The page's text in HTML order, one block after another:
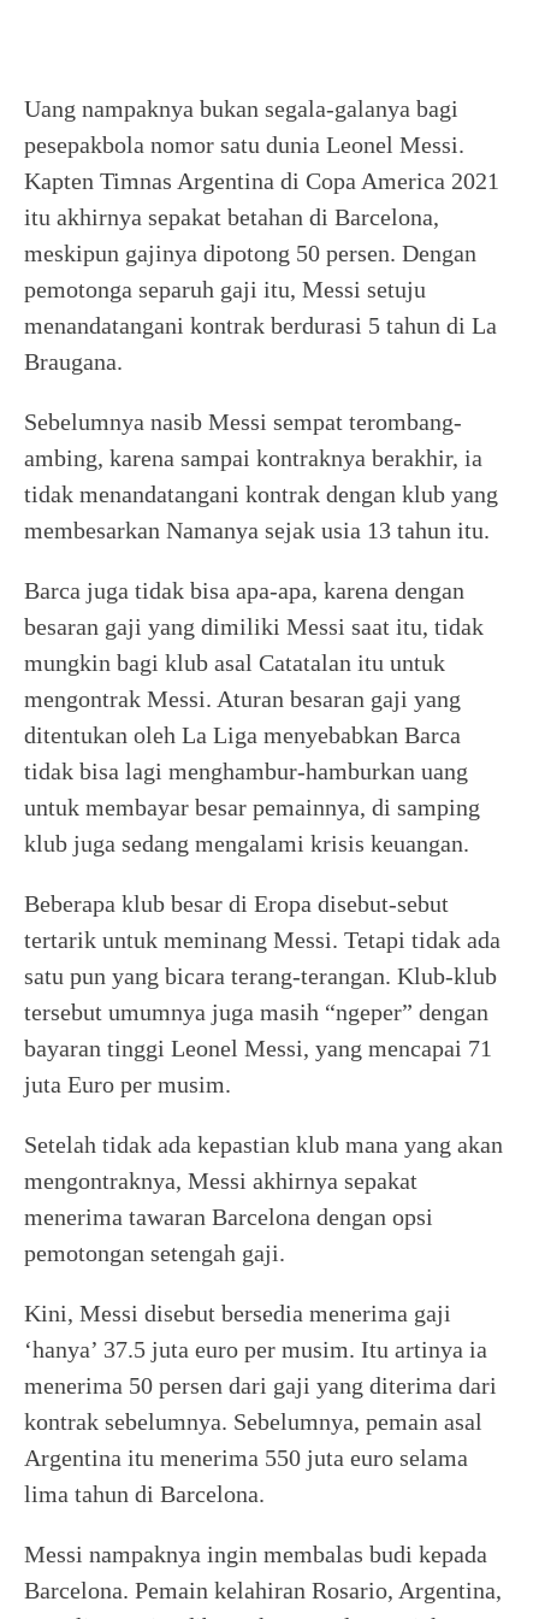
Uang nampaknya bukan segala-galanya bagi
pesepakbola nomor satu dunia Leonel Messi.
Kapten Timnas Argentina di Copa America 2021
itu akhirnya sepakat betahan di Barcelona,
meskipun gajinya dipotong 50 persen. Dengan
pemotonga separuh gaji itu, Messi setuju
menandatangani kontrak berdurasi 5 tahun di La
Braugana.
Sebelumnya nasib Messi sempat terombang-
ambing, karena sampai kontraknya berakhir, ia
tidak menandatangani kontrak dengan klub yang
membesarkan Namanya sejak usia 13 tahun itu.
Barca juga tidak bisa apa-apa, karena dengan
besaran gaji yang dimiliki Messi saat itu, tidak
mungkin bagi klub asal Catatalan itu untuk
mengontrak Messi. Aturan besaran gaji yang
ditentukan oleh La Liga menyebabkan Barca
tidak bisa lagi menghambur-hamburkan uang
untuk membayar besar pemainnya, di samping
klub juga sedang mengalami krisis keuangan.
Beberapa klub besar di Eropa disebut-sebut
tertarik untuk meminang Messi. Tetapi tidak ada
satu pun yang bicara terang-terangan. Klub-klub
tersebut umumnya juga masih “ngeper” dengan
bayaran tinggi Leonel Messi, yang mencapai 71
juta Euro per musim.
Setelah tidak ada kepastian klub mana yang akan
mengontraknya, Messi akhirnya sepakat
menerima tawaran Barcelona dengan opsi
pemotongan setengah gaji.
Kini, Messi disebut bersedia menerima gaji
‘hanya’ 37.5 juta euro per musim. Itu artinya ia
menerima 50 persen dari gaji yang diterima dari
kontrak sebelumnya. Sebelumnya, pemain asal
Argentina itu menerima 550 juta euro selama
lima tahun di Barcelona.
Messi nampaknya ingin membalas budi kepada
Barcelona. Pemain kelahiran Rosario, Argentina,